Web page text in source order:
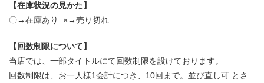
在庫状況の見かた
〇→在庫あり
×→売り切れ
回数制限について
当店では、一部タイトルにて回数制限を設けております。
回数制限は、お一人様1会計につき、10回まで。並び直し可 とさ